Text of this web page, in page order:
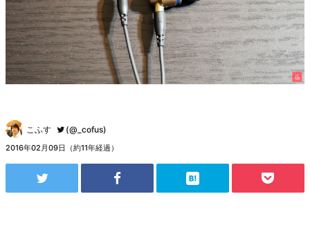
こふす (@_cofus)
2016年02月09日（約11年経過）